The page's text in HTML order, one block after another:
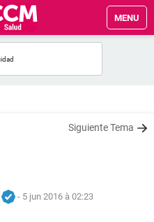
MENU
Siguiente Tema
- 5 jun 2016 à 02:23